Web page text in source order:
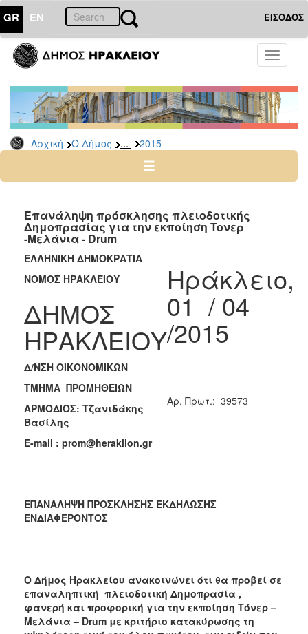
GR EN ΕΙΣΟΔΟΣ
Toggle
Αρχική Ο Δήμος ... 2015
ΔΗΜΟΣ
Διακηρύξεις
-
Δημοπρασίες
Αρχείο
2025
2023
2022
2021
2020
2019
2018
2017
2016
2015
2013
ΠΟΛΙΤΙΣΜΟΣ
Επανάληψη πρόσκλησης πλειοδοτικής
Δημοπρασίας για την εκποίηση Toνερ
-Μελάνια - Drum
ΕΛΛΗΝΙΚΗ ΔΗΜΟΚΡΑΤΙΑ
ΝΟΜΟΣ ΗΡΑΚΛΕΙΟΥ
ΔΗΜΟΣ
ΗΡΑΚΛΕΙΟΥ
Δ/ΝΣΗ ΟΙΚΟΝΟΜΙΚΩΝ
ΤΜΗΜΑ ΠΡΟΜΗΘΕΙΩΝ
ΑΡΜΟΔΙΟΣ: Τζανιδάκης
Βασίλης
E-mail : prom@heraklion.gr
Ηράκλειο,
01 / 04
/2015
Aρ. Πρωτ.: 39573
ΕΠΑΝΑΛΗΨΗ ΠΡΟΣΚΛΗΣΗΣ ΕΚΔΗΛΩΣΗΣ
ΕΝΔΙΑΦΕΡΟΝΤΟΣ
Ο Δήμος Ηρακλείου ανακοινώνει ότι θα προβεί σε
επαναληπτική πλειοδοτική Δημοπρασία ,
φανερή και προφορική για την εκποίηση Τόνερ –
Μελάνια – Drum με κριτήριο κατακύρωσης τη